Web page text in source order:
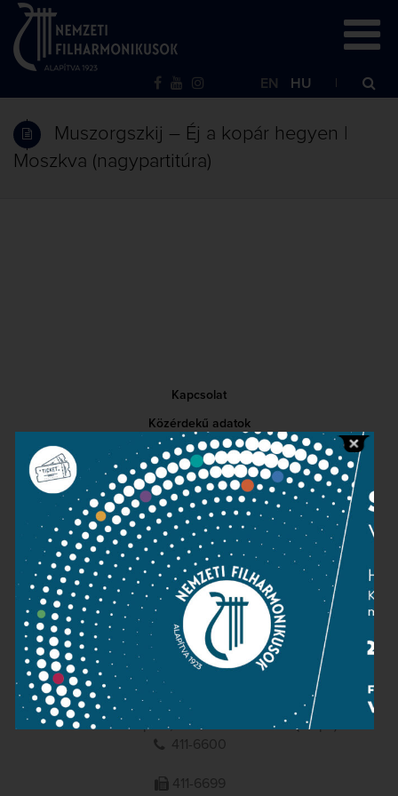
EN HU
Muszorgszkij – Éj a kopár hegyen |
Moszkva (nagypartitúra)
Kapcsolat
Közérdekű adatok
Sajtószoba
Adatvédelem
Impresszum
NEMZETI
FILHARMONIKUSOK
1095 Budapest, Komor Marcell u. 1. (Müpa)
411-6600
411-6699